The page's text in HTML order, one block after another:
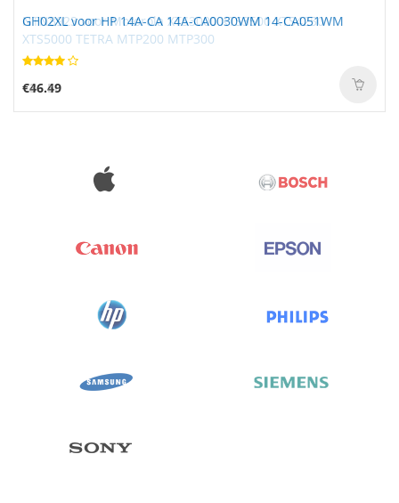
GH02XL voor HP 14A-CA 14A-CA0030WM 14-CA051WM
€46.49